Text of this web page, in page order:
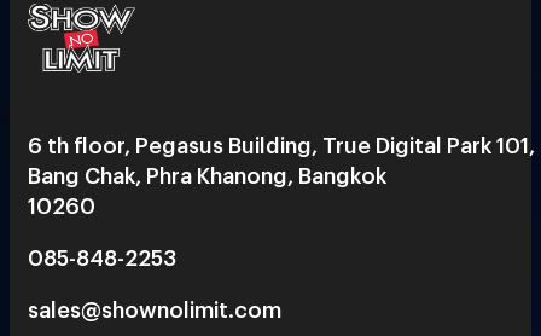
6 th floor, Pegasus Building, True Digital Park 101,
Bang Chak, Phra Khanong, Bangkok
10260
085-848-2253
sales@shownolimit.com